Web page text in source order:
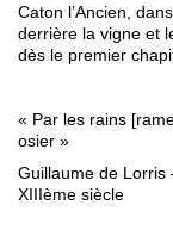
Caton l’Ancien,
derrière la vigne et
dès le premier
« Par les rains
osier »
Guillaume de Lorris
XIIIème siècle